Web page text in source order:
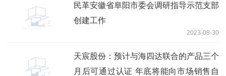
民革安徽省阜阳市委会调研指导示范支部
创建工作
2023-08-30
天宸股份：预计与海四达联合的产品三个
月后可通过认证 年底将能向市场销售自